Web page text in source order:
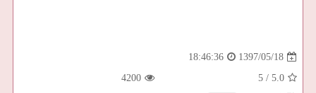
1397/05/18
18:46:36
5.0
/
5
4200